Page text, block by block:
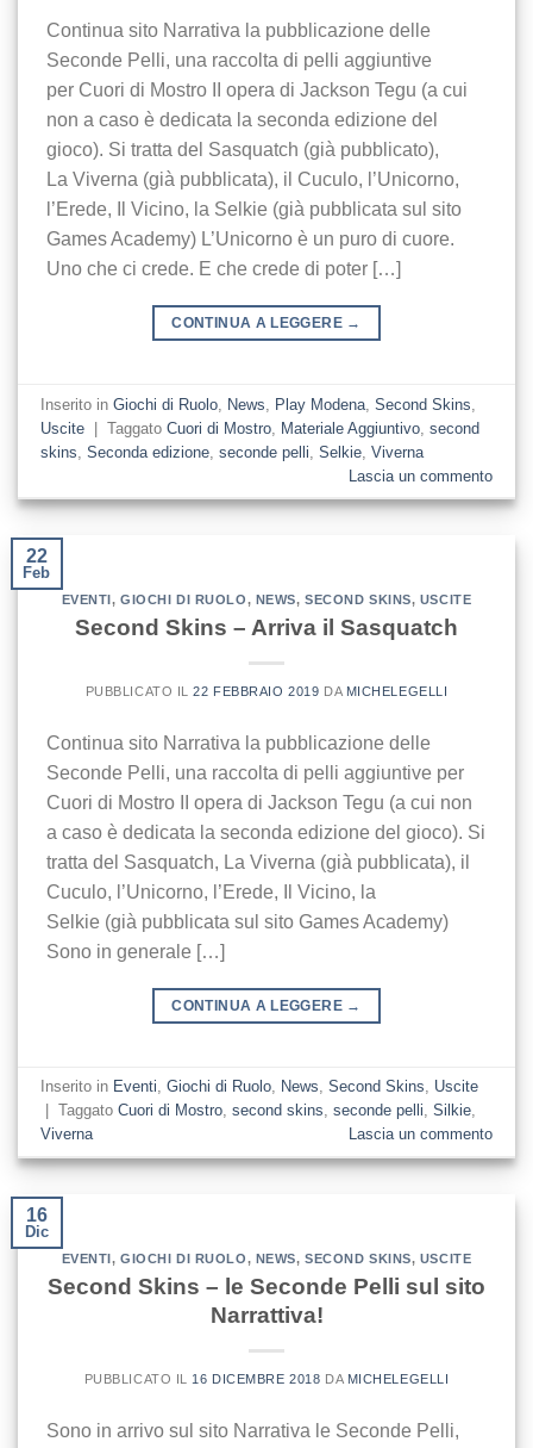
Continua sito Narrativa la pubblicazione delle
Seconde Pelli, una raccolta di pelli aggiuntive
per Cuori di Mostro II opera di Jackson Tegu (a cui
non a caso è dedicata la seconda edizione del
gioco). Si tratta del Sasquatch (già pubblicato),
La Viverna (già pubblicata), il Cuculo, l’Unicorno,
l’Erede, Il Vicino, la Selkie (già pubblicata sul sito
Games Academy) L’Unicorno è un puro di cuore.
Uno che ci crede. E che crede di poter […]
CONTINUA A LEGGERE →
Inserito inGiochi di Ruolo News Play Modena ,Second Skins
Uscite | TaggatoCuori di Mostro Materiale Aggiuntivo ,second
skins ,Seconda edizione ,seconde pelli ,Selkie ,Viverna
Lascia un commento
22
Feb
EVENTI,GIOCHI DI RUOLO, NEWS,SECOND SKINS, USCITE
Second Skins – Arriva il Sasquatch
PUBBLICATO IL22 FEBBRAIO 2019 DA MICHELEGELLI
Continua sito Narrativa la pubblicazione delle
Seconde Pelli, una raccolta di pelli aggiuntive per
Cuori di Mostro II opera di Jackson Tegu (a cui non
a caso è dedicata la seconda edizione del gioco). Si
tratta del Sasquatch, La Viverna (già pubblicata), il
Cuculo, l’Unicorno, l’Erede, Il Vicino, la
Selkie (già pubblicata sul sito Games Academy)
Sono in generale […]
CONTINUA A LEGGERE →
Inserito in Eventi,Giochi di Ruolo, News,Second Skins, Uscite
TaggatoCuori di Mostro,second skins,seconde pelli,Silkie,
Viverna
Lascia un commento
16
Dic
EVENTI,GIOCHI DI RUOLO, NEWS,SECOND SKINS, USCITE
Second Skins – le Seconde Pelli sul sito
Narrattiva!
PUBBLICATO IL 16 DICEMBRE 2018 DA MICHELEGELLI
Sono in arrivo sul sito Narrativa le Seconde Pelli,